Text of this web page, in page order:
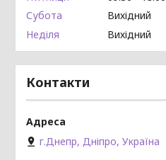
Субота
Вихідний
Неділя
Вихідний
Контакти
г.Днепр, Дніпро, Україна